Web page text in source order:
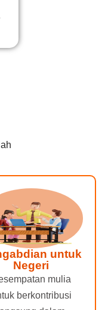
untuk
Negeri
mulia
berkontribusi